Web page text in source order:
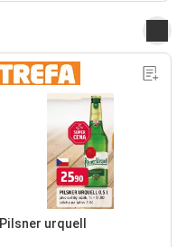
Pilsner urquell